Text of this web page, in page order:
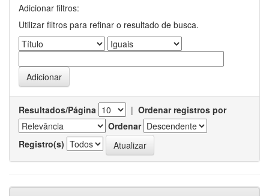
Adicionar filtros:
Utilizar filtros para refinar o resultado de busca.
Resultados/Página | Ordenar registros por
Ordenar
Registro(s)